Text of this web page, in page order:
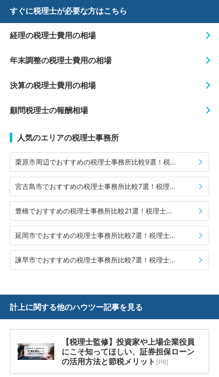
すぐに税理士が必要な方はこちら
経理の税理士費用の相場
年末調整の税理士費用の相場
決算の税理士費用の相場
顧問税理士の報酬相場
人気のエリアの税理士事務所
栗原市周辺でおすすめの税理士事務所比較9選！税理士の選び方や費用相場も併せて紹介
宮古島市でおすすめの税理士事務所比較7選！税理士の選び方や費用相場も併せて紹介
豊橋でおすすめの税理士事務所比較21選！税理士の選び方や費用相場も併せて紹介
延岡市でおすすめの税理士事務所比較7選！税理士の選び方や費用相場も併せて紹介
諫早市でおすすめの税理士事務所比較7選！税理士の選び方や費用相場も併せて紹介
計上に関する他のハウツー記事を見る
【税理士監修】投資家や上場企業役員
にこそ知ってほしい、証券担保ローン
の活用方法と節税メリット [PR]